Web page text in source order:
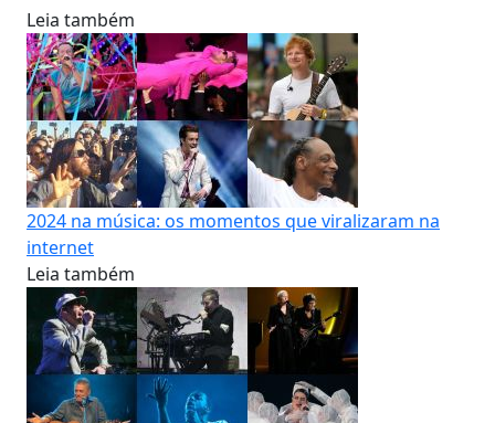
Leia também
2024 na música: os momentos que viralizaram na
internet
Leia também